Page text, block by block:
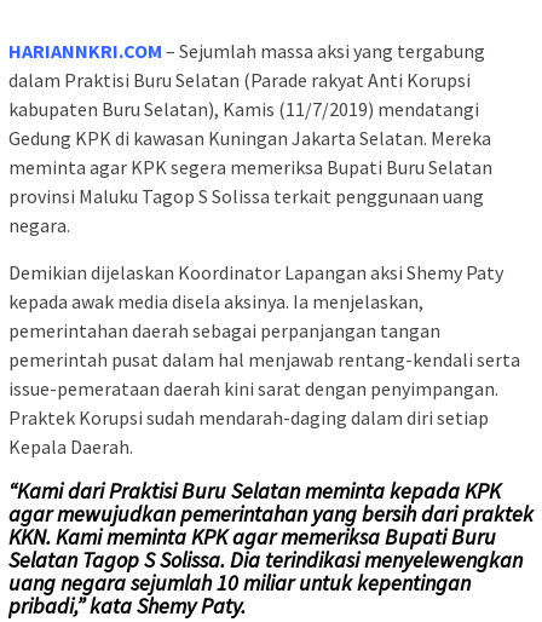
HARIANNKRI.COM – Sejumlah massa aksi yang tergabung
dalam Praktisi Buru Selatan (Parade rakyat Anti Korupsi
kabupaten Buru Selatan), Kamis (11/7/2019) mendatangi
Gedung KPK di kawasan Kuningan Jakarta Selatan. Mereka
meminta agar KPK segera memeriksa Bupati Buru Selatan
provinsi Maluku Tagop S Solissa terkait penggunaan uang
negara.
Demikian dijelaskan Koordinator Lapangan aksi Shemy Paty
kepada awak media disela aksinya. Ia menjelaskan,
pemerintahan daerah sebagai perpanjangan tangan
pemerintah pusat dalam hal menjawab rentang-kendali serta
issue-pemerataan daerah kini sarat dengan penyimpangan.
Praktek Korupsi sudah mendarah-daging dalam diri setiap
Kepala Daerah.
“Kami dari Praktisi Buru Selatan meminta kepada KPK
agar mewujudkan pemerintahan yang bersih dari praktek
KKN. Kami meminta KPK agar memeriksa Bupati Buru
Selatan Tagop S Solissa. Dia terindikasi menyelewengkan
uang negara sejumlah 10 miliar untuk kepentingan
pribadi,” kata Shemy Paty.